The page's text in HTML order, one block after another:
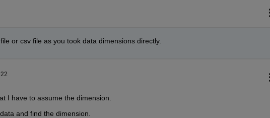
or csv file as you took data dimensions directly.
I have to assume the dimension.
and find the dimension.